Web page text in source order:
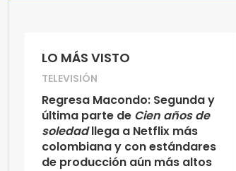
LO MÁS VISTO
TELEVISIÓN
Regresa Macondo: Segunda y
última parte de Cien años de
soledadllega a Netflix más
colombiana y con estándares
de producción aún más altos